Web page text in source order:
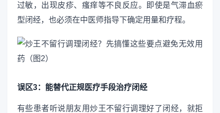
过敏，出现皮疹、瘙痒等不良反应。即使是气滞血瘀
型闭经，也必须在中医师指导下确定用量和疗程。
误区3：能替代正规医疗手段治疗闭经
有些患者听说朋友用炒王不留行调理好了闭经，就拒